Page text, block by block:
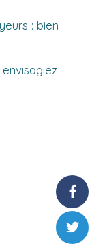
: bien